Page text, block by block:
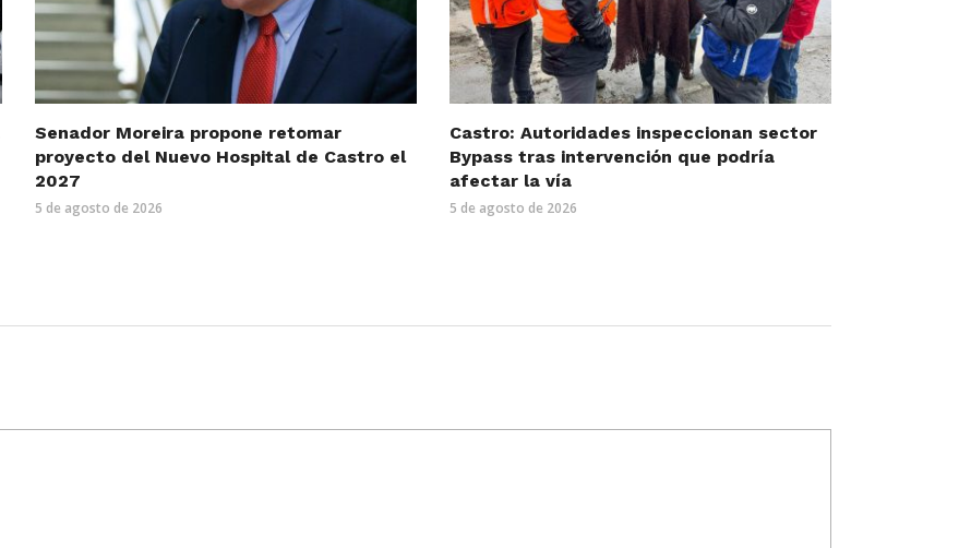
Senador Moreira propone retomar
proyecto del Nuevo Hospital de Castro el
2027
5 de agosto de 2026
Castro: Autoridades inspeccionan sector
Bypass tras intervención que podría
afectar la vía
5 de agosto de 2026